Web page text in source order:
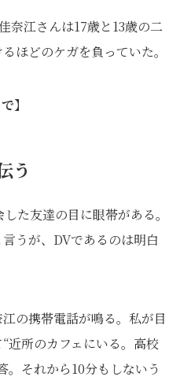
奈江さんは17歳と13歳の二
ほどのケガを負っていた。
で】
う
た友達の目に眼帯がある。
うが、DVであるのは明白
の携帯電話が鳴る。私が目
近所のカフェにいる。高校
。それから10分もしないう